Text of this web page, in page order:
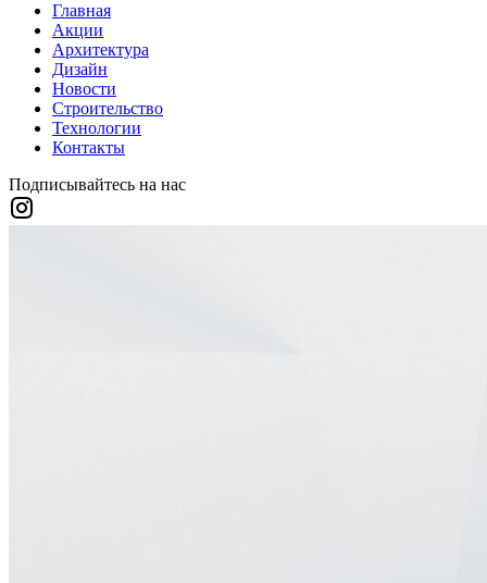
Главная
Акции
Архитектура
Дизайн
Новости
Строительство
Технологии
Контакты
Подписывайтесь на нас